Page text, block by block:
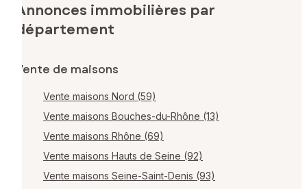
Annonces immobilières par
département
Vente de maisons
Vente maisons Nord (59)
Vente maisons Bouches-du-Rhône (13)
Vente maisons Rhône (69)
Vente maisons Hauts de Seine (92)
Vente maisons Seine-Saint-Denis (93)